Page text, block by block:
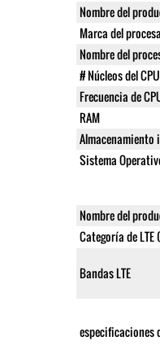
Nombre del
Marca del
Nombre del
# Núcleos del CPU
Frecuencia de
RAM
Almacenamiento
Sistema
Nombre del
Categoría de LTE
Bandas LTE
especificaciones